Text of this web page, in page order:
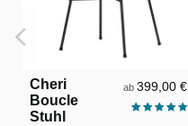
Cheri
Boucle
Stuhl
ab 399,00 €